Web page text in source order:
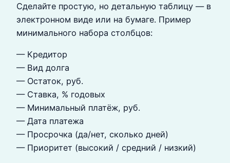
Сделайте простую, но детальную таблицу — в
электронном виде или на бумаге. Пример
минимального набора столбцов:
— Кредитор
— Вид долга
— Остаток, руб.
— Ставка, % годовых
— Минимальный платёж, руб.
— Дата платежа
— Просрочка (да/нет, сколько дней)
— Приоритет (высокий / средний / низкий)